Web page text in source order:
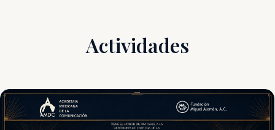
Actividades